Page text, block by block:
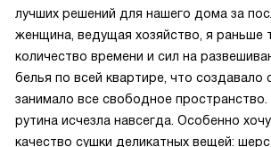
лучших решений для нашего дома за
женщина, ведущая хозяйство, я раньше
количество времени и сил на
белья по всей квартире, что создавало
занимало все свободное пространство.
рутина исчезла навсегда. Особенно
качество сушки деликатных вещей: